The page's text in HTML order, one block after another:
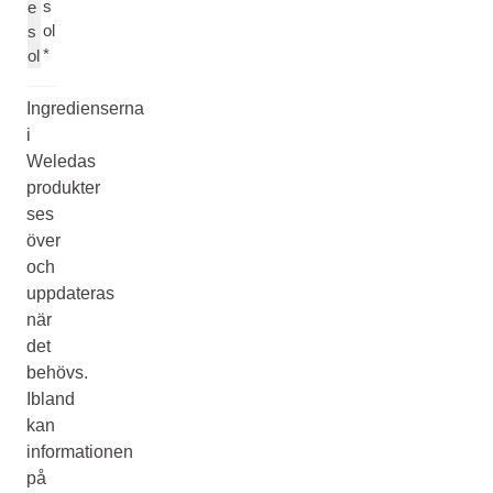
e
s
ol
s
ol
*
Ingredienserna
i
Weledas
produkter
ses
över
och
uppdateras
när
det
behövs.
Ibland
kan
informationen
på